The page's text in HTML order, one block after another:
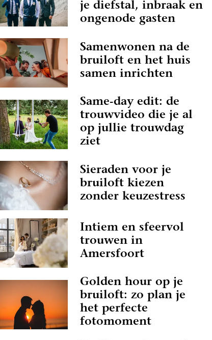
je diefstal, inbraak en
ongenode gasten
Samenwonen na de
bruiloft en het huis
samen inrichten
Same-day edit: de
trouwvideo die je al
op jullie trouwdag
ziet
Sieraden voor je
bruiloft kiezen
zonder keuzestress
Intiem en sfeervol
trouwen in
Amersfoort
Golden hour op je
bruiloft: zo plan je
het perfecte
fotomoment